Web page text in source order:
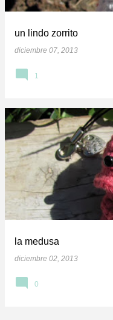
un lindo zorrito
diciembre 07, 2013
1
la medusa
diciembre 02, 2013
0